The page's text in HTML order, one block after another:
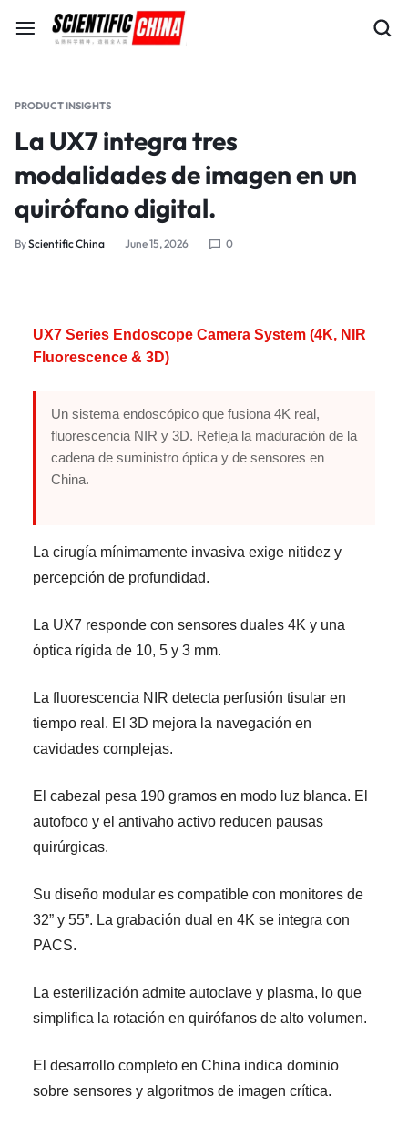
PRODUCT INSIGHTS
La UX7 integra tres
modalidades de imagen en un
quirófano digital.
ByScientific China June 15, 2026 0
UX7 Series Endoscope Camera System (4K, NIR
Fluorescence & 3D)
Un sistema endoscópico que fusiona 4K real,
fluorescencia NIR y 3D. Refleja la maduración de la
cadena de suministro óptica y de sensores en
China.
La cirugía mínimamente invasiva exige nitidez y
percepción de profundidad.
La UX7 responde con sensores duales 4K y una
óptica rígida de 10, 5 y 3 mm.
La fluorescencia NIR detecta perfusión tisular en
tiempo real. El 3D mejora la navegación en
cavidades complejas.
El cabezal pesa 190 gramos en modo luz blanca. El
autofoco y el antivaho activo reducen pausas
quirúrgicas.
Su diseño modular es compatible con monitores de
32” y 55”. La grabación dual en 4K se integra con
PACS.
La esterilización admite autoclave y plasma, lo que
simplifica la rotación en quirófanos de alto volumen.
El desarrollo completo en China indica dominio
sobre sensores y algoritmos de imagen crítica.